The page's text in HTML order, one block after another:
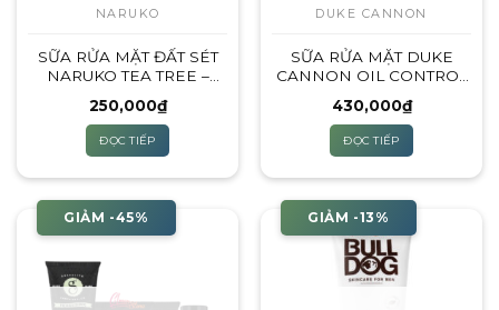
thể
chọn
trên
trang
sản
phẩm
NARUKO
SỮA RỬA MẶT ĐẤT SÉT
NARUKO TEA TREE –
250,000₫
ĐỌC TIẾP
DUKE CANNON
SỮA RỬA MẶT DUKE
CANNON OIL CONTROL
CHO DA DẦU)
430,000₫
ĐỌC TIẾP
GIẢM -45% GIẢM -13%